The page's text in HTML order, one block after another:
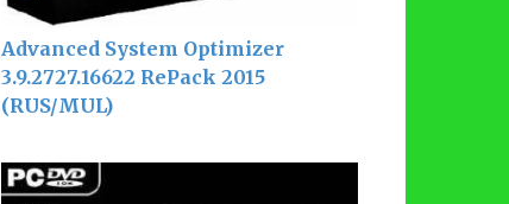
Advanced System Optimizer
3.9.2727.16622 RePack 2015
(RUS/MUL)